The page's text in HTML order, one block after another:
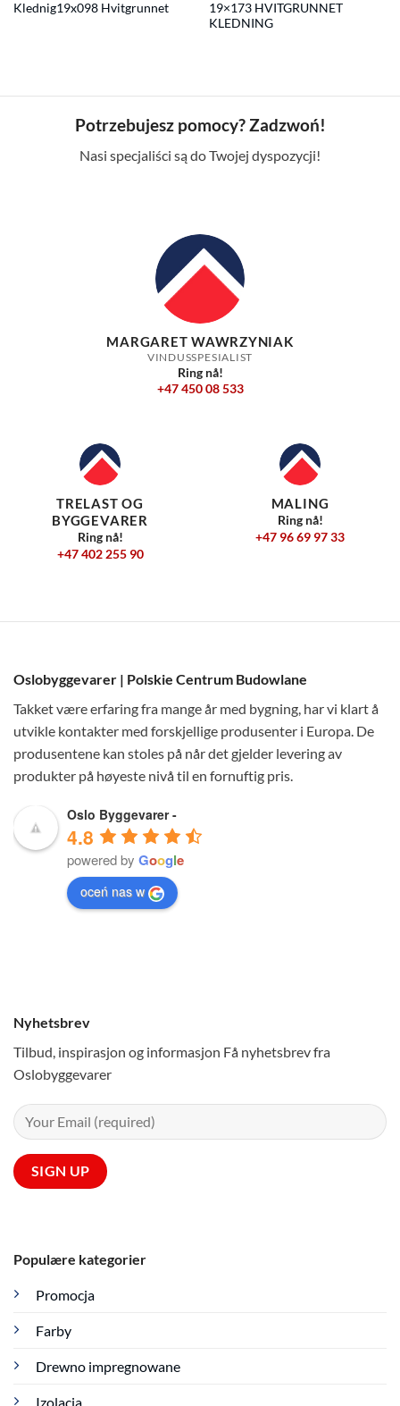
Klednig19x098 Hvitgrunnet
19×173 HVITGRUNNET
KLEDNING
Potrzebujesz pomocy? Zadzwoń!
Nasi specjaliści są do Twojej dyspozycji!
MARGARET WAWRZYNIAK
VINDUSSPESIALIST
Ring nå!
+47 450 08 533
TRELAST OG
BYGGEVARER
Ring nå!
+47 402 255 90
MALING
Ring nå!
+47 96 69 97 33
Oslobyggevarer | Polskie Centrum Budowlane
Takket være erfaring fra mange år med bygning, har vi klart å
utvikle kontakter med forskjellige produsenter i Europa. De
produsentene kan stoles på når det gjelder levering av
produkter på høyeste nivå til en fornuftig pris.
Oslo Byggevarer -
4.8
powered by Google
oceń nas w
Populære kategorier
Promocja
Farby
Drewno impregnowane
Izolacja
Nyhetsbrev
Tilbud, inspirasjon og informasjon Få nyhetsbrev fra
Oslobyggevarer